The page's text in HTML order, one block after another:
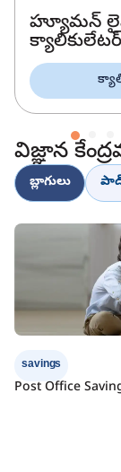
హ్యూమన్
క్యాలికులేటర్
విజ్ఞాన
బ్లాగులు
savings
Post Office